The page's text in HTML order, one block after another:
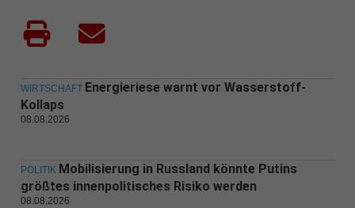
WIRTSCHAFT Energieriese warnt vor Wasserstoff-
Kollaps
08.08.2026
POLITIK Mobilisierung in Russland könnte Putins
größtes innenpolitisches Risiko werden
08.08.2026